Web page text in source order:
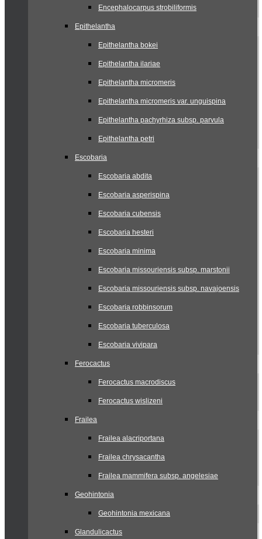
Encephalocarpus strobiliformis
Epithelantha
Epithelantha bokei
Epithelantha ilariae
Epithelantha micromeris
Epithelantha micromeris var. unguispina
Epithelantha pachyrhiza subsp. parvula
Epithelantha petri
Escobaria
Escobaria abdita
Escobaria asperispina
Escobaria cubensis
Escobaria hesteri
Escobaria minima
Escobaria missouriensis subsp. marstonii
Escobaria missouriensis subsp. navajoensis
Escobaria robbinsorum
Escobaria tuberculosa
Escobaria vivipara
Ferocactus
Ferocactus macrodiscus
Ferocactus wislizeni
Frailea
Frailea alacriportana
Frailea chrysacantha
Frailea mammifera subsp. angelesiae
Geohintonia
Geohintonia mexicana
Glandulicactus